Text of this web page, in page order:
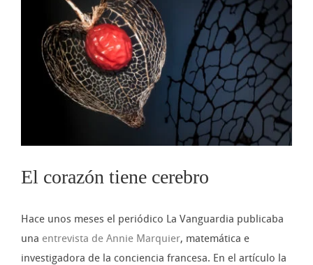
grande
El corazón tiene cerebro
Hace unos meses el periódico La Vanguardia publicaba
una entrevista de Annie Marquier, matemática e
investigadora de la conciencia francesa. En el artículo la